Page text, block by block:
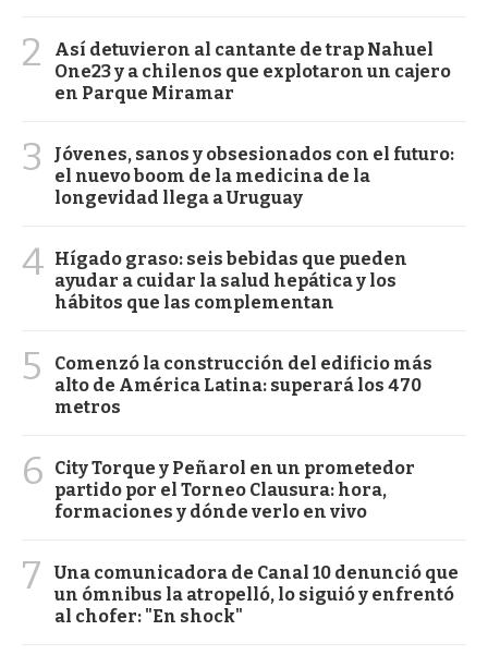
2
Así detuvieron al cantante de trap Nahuel
One23 y a chilenos que explotaron un cajero
en Parque Miramar
3
Jóvenes, sanos y obsesionados con el futuro:
el nuevo boom de la medicina de la
longevidad llega a Uruguay
4 Hígado graso: seis bebidas que pueden
ayudar a cuidar la salud hepática y los
hábitos que las complementan
5
Comenzó la construcción del edificio más
alto de América Latina: superará los 470
metros
6
City Torque y Peñarol en un prometedor
partido por el Torneo Clausura: hora,
formaciones y dónde verlo en vivo
7
Una comunicadora de Canal 10 denunció que
un ómnibus la atropelló, lo siguió y enfrentó
al chofer: "En shock"